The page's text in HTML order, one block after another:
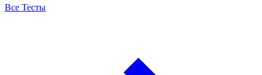
Все Тесты